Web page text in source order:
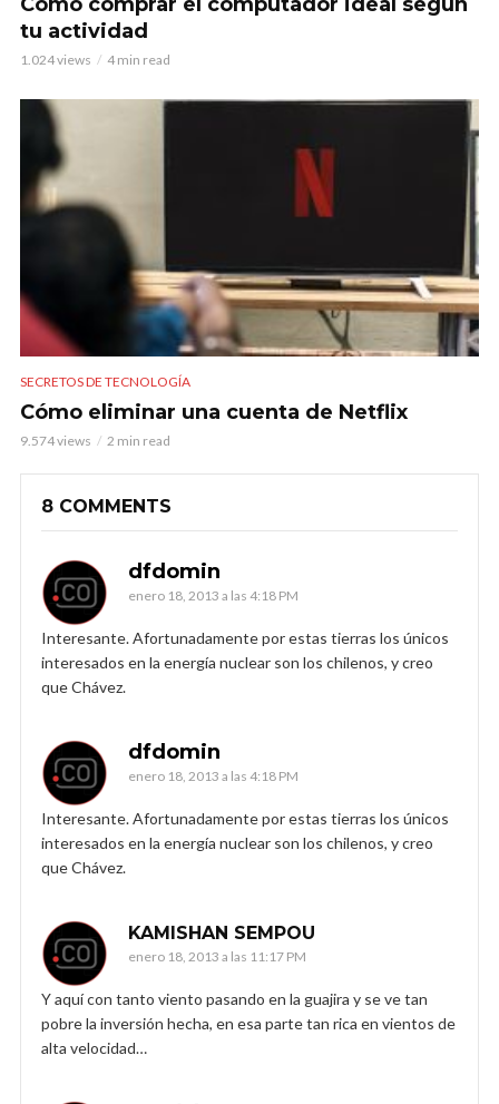
tu actividad
1.024 views 4 min read
SECRETOS DE TECNOLOGÍA
Cómo eliminar una cuenta de Netflix
9.574 views 2 min read
8 COMMENTS
dfdomin
enero 18, 2013 a las 4:18 PM
Interesante. Afortunadamente por estas tierras los únicos
interesados en la energía nuclear son los chilenos, y creo
que Chávez.
dfdomin
enero 18, 2013 a las 4:18 PM
Interesante. Afortunadamente por estas tierras los únicos
interesados en la energía nuclear son los chilenos, y creo
que Chávez.
KAMISHAN SEMPOU
enero 18, 2013 a las 11:17 PM
Y aquí con tanto viento pasando en la guajira y se ve tan
pobre la inversión hecha, en esa parte tan rica en vientos de
alta velocidad…